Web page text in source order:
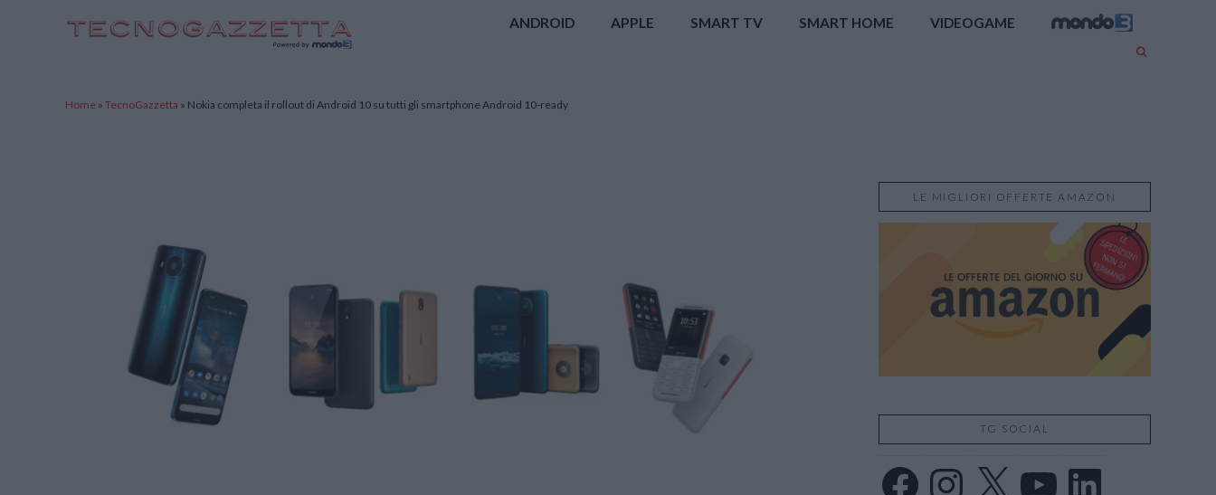
ANDROID APPLE SMART TV SMART HOME VIDEOGAME
Home » TecnoGazzetta » Nokia completa il rollout di Android 10 su tutti gli smartphone Android 10-ready
LE MIGLIORI OFFERTE AMAZON
TG SOCIAL
Facebook Instagram YouTube LinkedIn